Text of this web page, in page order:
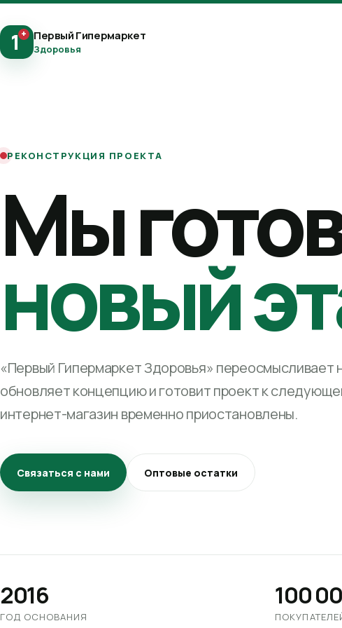
1+ Первый Гипермаркет
Здоровья
РЕКОНСТРУКЦИЯ ПРОЕКТА
Мы
новый
«Первый Гипермаркет Здоровья» переосмысливает
обновляет концепцию и готовит проект к
интернет-магазин временно приостановлены.
Связаться с нами Оптовые остатки
2016
ГОД ОСНОВАНИЯ
100